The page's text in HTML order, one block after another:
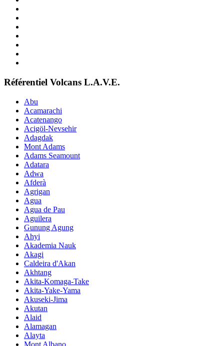
Référentiel Volcans L.A.V.E.
Abu
Acamarachi
Acatenango
Acigöl-Nevsehir
Adagdak
Mont Adams
Adams Seamount
Adatara
Adwa
Afderà
Agrigan
Agua
Agua de Pau
Aguilera
Gunung Agung
Ahyi
Akademia Nauk
Akagi
Caldeira d'Akan
Akhtang
Akita-Komaga-Take
Akita-Yake-Yama
Akuseki-Jima
Akutan
Alaid
Alamagan
Alayta
Mont Albano